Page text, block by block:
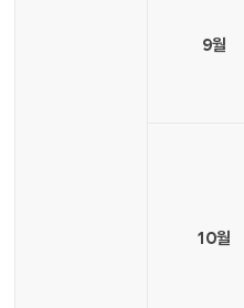
9월
10월